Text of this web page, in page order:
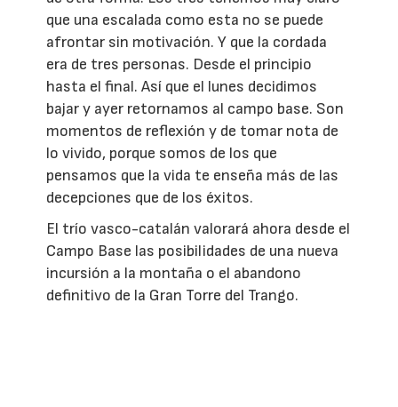
que una escalada como esta no se puede
afrontar sin motivación. Y que la cordada
era de tres personas. Desde el principio
hasta el final. Así que el lunes decidimos
bajar y ayer retornamos al campo base. Son
momentos de reflexión y de tomar nota de
lo vivido, porque somos de los que
pensamos que la vida te enseña más de las
decepciones que de los éxitos.
El trío vasco-catalán valorará ahora desde el
Campo Base las posibilidades de una nueva
incursión a la montaña o el abandono
definitivo de la Gran Torre del Trango.